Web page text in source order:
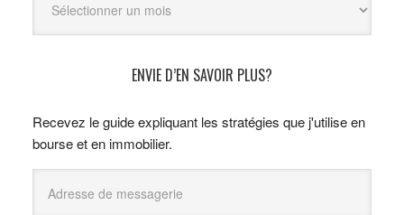
ENVIE D’EN SAVOIR PLUS?
Recevez le guide expliquant les stratégies que j'utilise en
bourse et en immobilier.